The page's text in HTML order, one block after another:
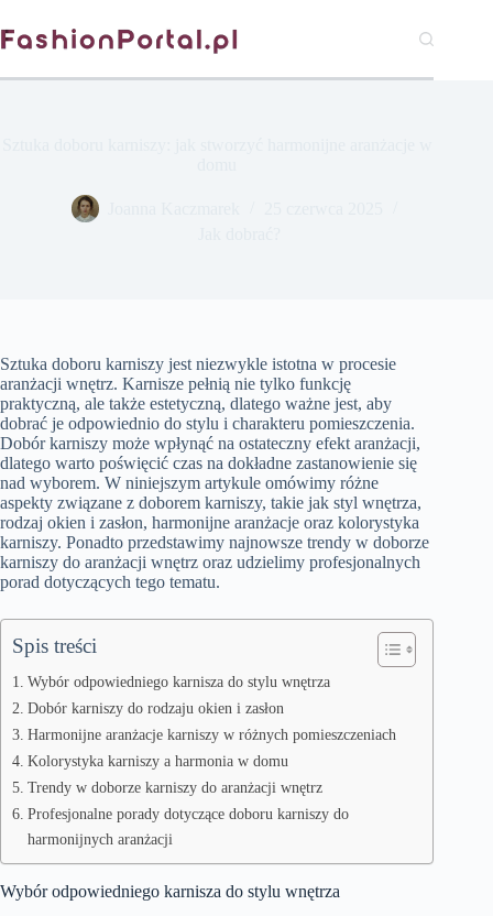
do
treści
Sztuka doboru karniszy jest niezwykle istotna w procesie
aranżacji wnętrz. Karnisze pełnią nie tylko funkcję
praktyczną, ale także estetyczną, dlatego ważne jest, aby
dobrać je odpowiednio do stylu i charakteru pomieszczenia.
Dobór karniszy może wpłynąć na ostateczny efekt aranżacji,
dlatego warto poświęcić czas na dokładne zastanowienie się
nad wyborem. W niniejszym artykule omówimy różne
aspekty związane z doborem karniszy, takie jak styl wnętrza,
rodzaj okien i zasłon, harmonijne aranżacje oraz kolorystyka
karniszy. Ponadto przedstawimy najnowsze trendy w doborze
karniszy do aranżacji wnętrz oraz udzielimy profesjonalnych
porad dotyczących tego tematu.
Spis treści
Wybór odpowiedniego karnisza do stylu wnętrza
Dobór karniszy do rodzaju okien i zasłon
Harmonijne aranżacje karniszy w różnych pomieszczeniach
Kolorystyka karniszy a harmonia w domu
Trendy w doborze karniszy do aranżacji wnętrz
Profesjonalne porady dotyczące doboru karniszy do
harmonijnych aranżacji
Wybór odpowiedniego karnisza do stylu wnętrza